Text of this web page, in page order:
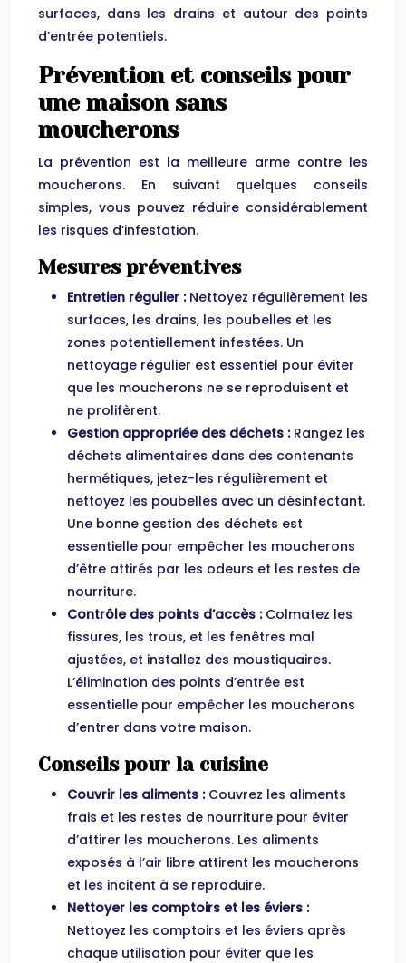
surfaces, dans les drains et autour des points
d’entrée potentiels.
Prévention et conseils pour
une maison sans
moucherons
La prévention est la meilleure arme contre les
moucherons. En suivant quelques conseils
simples, vous pouvez réduire considérablement
les risques d’infestation.
Mesures préventives
Entretien régulier : Nettoyez régulièrement les
surfaces, les drains, les poubelles et les
zones potentiellement infestées. Un
nettoyage régulier est essentiel pour éviter
que les moucherons ne se reproduisent et
ne prolifèrent.
Gestion appropriée des déchets : Rangez les
déchets alimentaires dans des contenants
hermétiques, jetez-les régulièrement et
nettoyez les poubelles avec un désinfectant.
Une bonne gestion des déchets est
essentielle pour empêcher les moucherons
d’être attirés par les odeurs et les restes de
nourriture.
Contrôle des points d’accès : Colmatez les
fissures, les trous, et les fenêtres mal
ajustées, et installez des moustiquaires.
L’élimination des points d’entrée est
essentielle pour empêcher les moucherons
d’entrer dans votre maison.
Conseils pour la cuisine
Couvrir les aliments : Couvrez les aliments
frais et les restes de nourriture pour éviter
d’attirer les moucherons. Les aliments
exposés à l’air libre attirent les moucherons
et les incitent à se reproduire.
Nettoyer les comptoirs et les éviers :
Nettoyez les comptoirs et les éviers après
chaque utilisation pour éviter que les